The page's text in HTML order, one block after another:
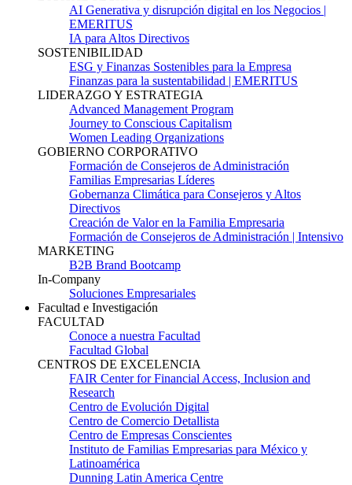
AI Generativa y disrupción digital en los Negocios |
EMERITUS
IA para Altos Directivos
SOSTENIBILIDAD
ESG y Finanzas Sostenibles para la Empresa
Finanzas para la sustentabilidad | EMERITUS
LIDERAZGO Y ESTRATEGIA
Advanced Management Program
Journey to Conscious Capitalism
Women Leading Organizations
GOBIERNO CORPORATIVO
Formación de Consejeros de Administración
Familias Empresarias Líderes
Gobernanza Climática para Consejeros y Altos
Directivos
Creación de Valor en la Familia Empresaria
Formación de Consejeros de Administración | Intensivo
MARKETING
B2B Brand Bootcamp
In-Company
Soluciones Empresariales
Facultad e Investigación
FACULTAD
Conoce a nuestra Facultad
Facultad Global
CENTROS DE EXCELENCIA
FAIR Center for Financial Access, Inclusion and
Research
Centro de Evolución Digital
Centro de Comercio Detallista
Centro de Empresas Conscientes
Instituto de Familias Empresarias para México y
Latinoamérica
Dunning Latin America Centre